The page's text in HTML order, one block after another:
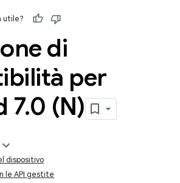
utile?
di
per
7.0 (N)
dispositivo
le API gestite